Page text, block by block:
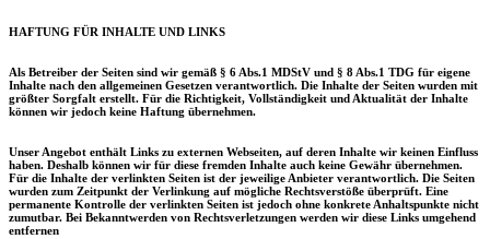
HAFTUNG FÜR INHALTE UND LINKS
Als Betreiber der Seiten sind wir gemäß § 6 Abs.1 MDStV und § 8 Abs.1 TDG für eigene
Inhalte nach den allgemeinen Gesetzen verantwortlich. Die Inhalte der Seiten wurden mit
größter Sorgfalt erstellt. Für die Richtigkeit, Vollständigkeit und Aktualität der Inhalte
können wir jedoch keine Haftung übernehmen.
Unser Angebot enthält Links zu externen Webseiten, auf deren Inhalte wir keinen Einfluss
haben. Deshalb können wir für diese fremden Inhalte auch keine Gewähr übernehmen.
Für die Inhalte der verlinkten Seiten ist der jeweilige Anbieter verantwortlich. Die Seiten
wurden zum Zeitpunkt der Verlinkung auf mögliche Rechtsverstöße überprüft. Eine
permanente Kontrolle der verlinkten Seiten ist jedoch ohne konkrete Anhaltspunkte nicht
zumutbar. Bei Bekanntwerden von Rechtsverletzungen werden wir diese Links umgehend
entfernen